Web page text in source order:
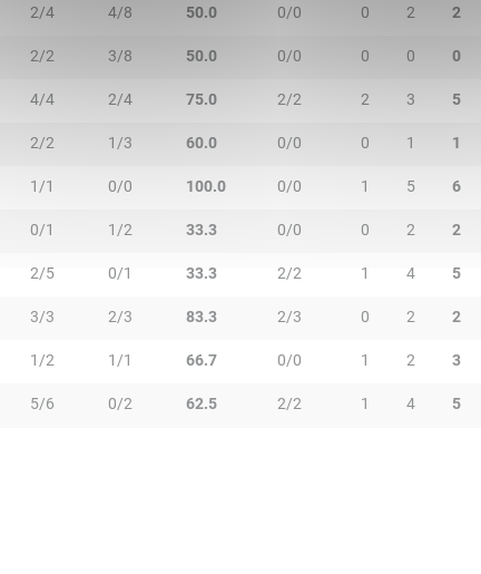
2/4 4/8 50.0 0/0 0 2 2
2/2 3/8 50.0 0/0 0 0 0
4/4 2/4 75.0 2/2 2 3 5
2/2 1/3 60.0 0/0 0 1 1
1/1 0/0 100.0 0/0 1 5 6
0/1 1/2 33.3 0/0 0 2 2
2/5 0/1 33.3 2/2 1 4 5
3/3 2/3 83.3 2/3 0 2 2
1/2 1/1 66.7 0/0 1 2 3
5/6 0/2 62.5 2/2 1 4 5